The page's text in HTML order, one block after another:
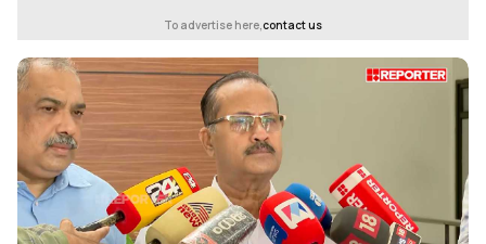
To advertise here, contact us